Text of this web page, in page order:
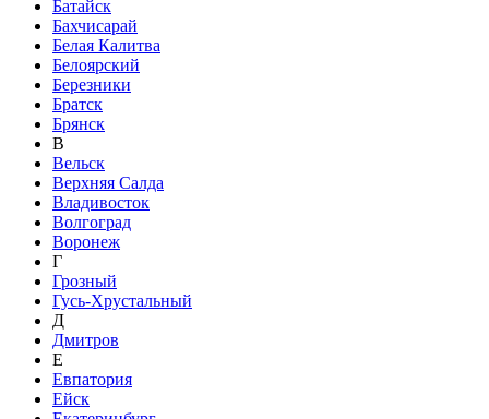
Батайск
Бахчисарай
Белая Калитва
Белоярский
Березники
Братск
Брянск
В
Вельск
Верхняя Салда
Владивосток
Волгоград
Воронеж
Г
Грозный
Гусь-Хрустальный
Д
Дмитров
Е
Евпатория
Ейск